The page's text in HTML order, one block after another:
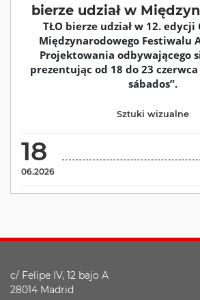
bierze udział w
TŁO bierze udział w 12.
Międzynarodowego Festiwalu
Projektowania odbywającego
prezentując od 18 do 23
sábados”.
18
06.2026
Sztuki wizualne
c/ Felipe IV, 12 bajo A
28014 Madrid